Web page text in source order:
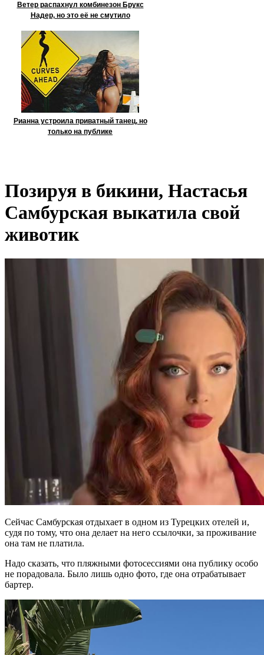
Ветер распахнул комбинезон Брукс
Надер, но это её не смутило
Рианна устроила приватный танец, но
только на публике
Позируя в бикини, Настасья
Самбурская выкатила свой
животик
Сейчас Самбурская отдыхает в одном из Турецких отелей и,
судя по тому, что она делает на него ссылочки, за проживание
она там не платила.
Надо сказать, что пляжными фотосессиями она публику особо
не порадовала. Было лишь одно фото, где она отрабатывает
бартер.